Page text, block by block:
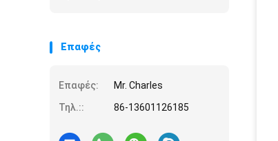
Επαφές
Επαφές:
Mr. Charles
Τηλ.::
86-13601126185